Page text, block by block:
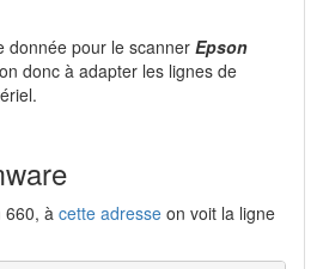
donnée pour le scanner Epson
donc à adapter les lignes de
660, à cette adresse on voit la ligne